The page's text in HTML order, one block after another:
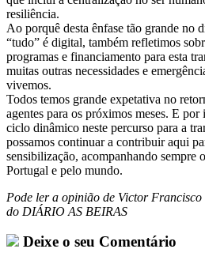
resiliência.
Ao porquê desta ênfase tão grande no
“tudo” é digital, também refletimos
programas e financiamento para esta
muitas outras necessidades e
vivemos.
Todos temos grande expetativa no
agentes para os próximos meses. E por
ciclo dinâmico neste percurso para a
possamos continuar a contribuir aqui
sensibilização, acompanhando sempre
Portugal e pelo mundo.
Pode ler a opinião de Victor
do DIÁRIO AS BEIRAS
Deixe o seu Comentário